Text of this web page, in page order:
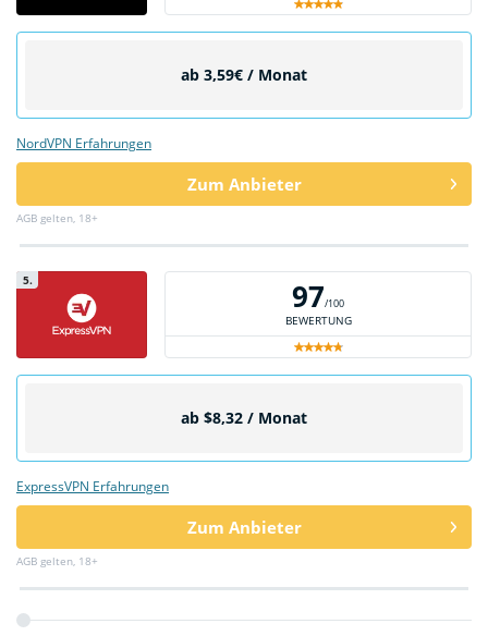
ab 3,59€ / Monat
NordVPN Erfahrungen
Zum Anbieter
AGB gelten, 18+
5. 97/100
BEWERTUNG
ab $8,32 / Monat
ExpressVPN Erfahrungen
Zum Anbieter
AGB gelten, 18+